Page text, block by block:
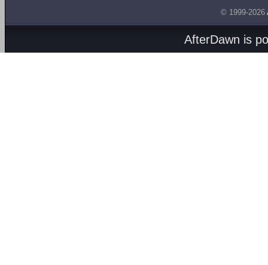
© 1999-2026
AfterDawn is